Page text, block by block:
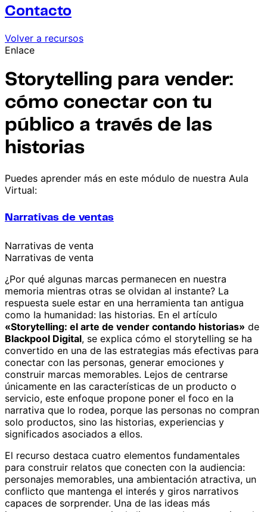
Contacto
Volver a recursos
Enlace
Storytelling para vender:
cómo conectar con tu
público a través de las
historias
Puedes aprender más en este módulo de nuestra Aula
Virtual:
Narrativas de ventas
Narrativas de venta
Narrativas de venta
¿Por qué algunas marcas permanecen en nuestra
memoria mientras otras se olvidan al instante? La
respuesta suele estar en una herramienta tan antigua
como la humanidad: las historias. En el artículo
«Storytelling: el arte de vender contando historias» de
Blackpool Digital, se explica cómo el storytelling se ha
convertido en una de las estrategias más efectivas para
conectar con las personas, generar emociones y
construir marcas memorables. Lejos de centrarse
únicamente en las características de un producto o
servicio, este enfoque propone poner el foco en la
narrativa que lo rodea, porque las personas no compran
solo productos, sino las historias, experiencias y
significados asociados a ellos.
El recurso destaca cuatro elementos fundamentales
para construir relatos que conecten con la audiencia:
personajes memorables, una ambientación atractiva, un
conflicto que mantenga el interés y giros narrativos
capaces de sorprender. Una de las ideas más